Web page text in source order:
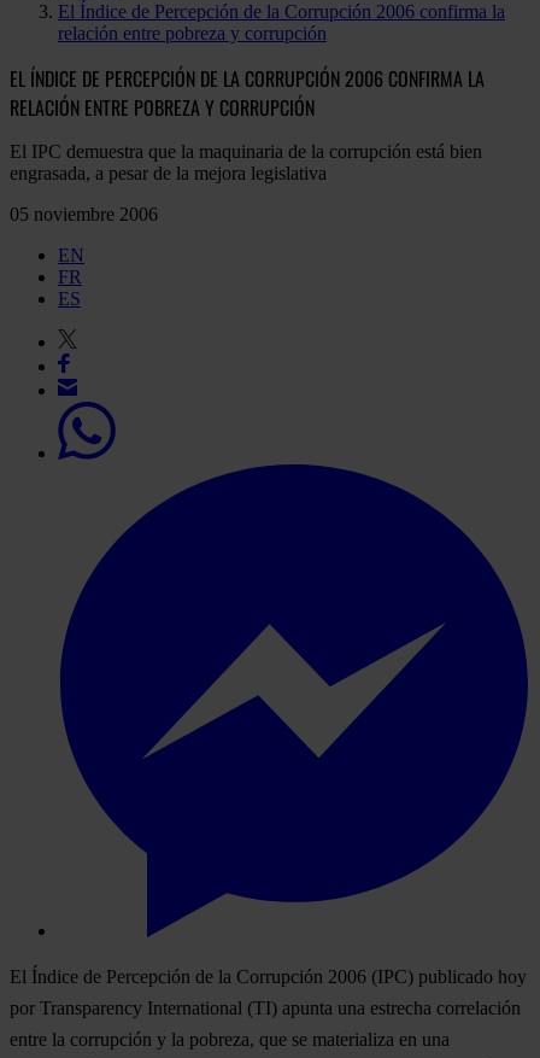
El Índice de Percepción de la Corrupción 2006 confirma la
relación entre pobreza y corrupción
EL ÍNDICE DE PERCEPCIÓN DE LA CORRUPCIÓN 2006 CONFIRMA LA
RELACIÓN ENTRE POBREZA Y CORRUPCIÓN
El IPC demuestra que la maquinaria de la corrupción está bien
engrasada, a pesar de la mejora legislativa
05 noviembre 2006
EN
FR
ES
El Índice de Percepción de la Corrupción 2006 (IPC) publicado hoy
por Transparency International (TI) apunta una estrecha correlación
entre la corrupción y la pobreza, que se materializa en una